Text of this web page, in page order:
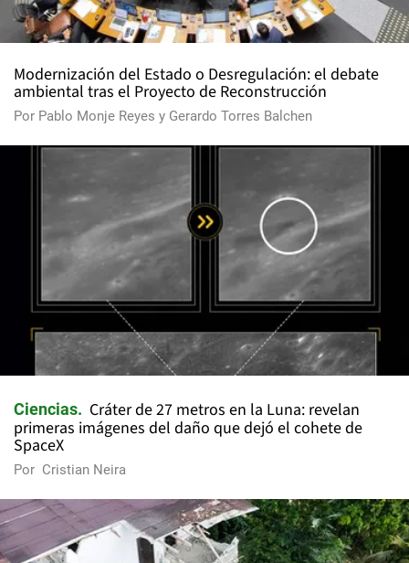
Modernización del Estado o Desregulación: el debate
ambiental tras el Proyecto de Reconstrucción
Por Pablo Monje Reyes y Gerardo Torres Balchen
Ciencias
Cráter de 27 metros en la Luna: revelan
primeras imágenes del daño que dejó el cohete de
SpaceX
Por Cristian Neira